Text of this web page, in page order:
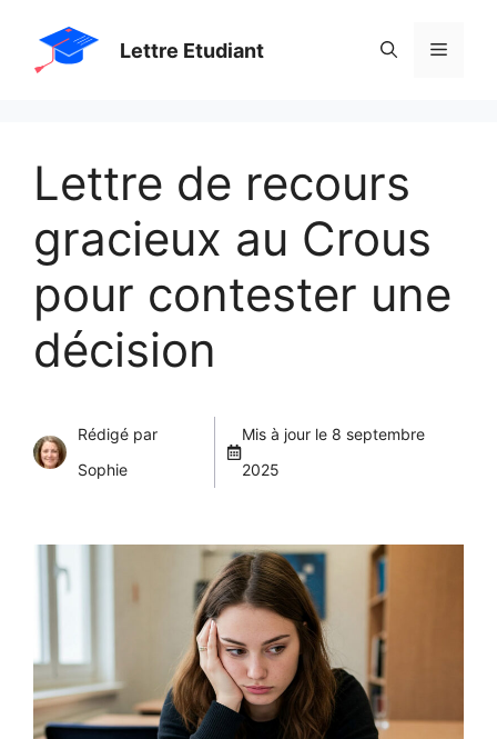
Lettre Etudiant Menu
Lettre de recours
gracieux au Crous
pour contester une
décision
Rédigé par
Sophie
Mis à jour le 8 septembre
2025